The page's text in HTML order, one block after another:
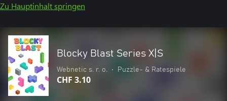
Zu Hauptinhalt springen
Blocky Blast Series X|S
Webnetic s. r. o. • Puzzle- & Ratespiele
CHF 3.10